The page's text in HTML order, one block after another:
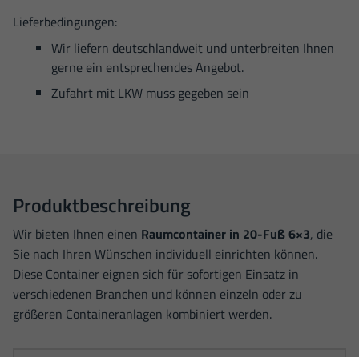
Lieferbedingungen:
Wir liefern deutschlandweit und unterbreiten Ihnen
gerne ein entsprechendes Angebot.
Zufahrt mit LKW muss gegeben sein
Produktbeschreibung
Wir bieten Ihnen einen Raumcontainer in 20-Fuß6×3, die
Sie nach Ihren Wünschen individuell einrichten können.
Diese Container eignen sich für sofortigen Einsatz in
verschiedenen Branchen und können einzeln oder zu
größeren Containeranlagen kombiniert werden.